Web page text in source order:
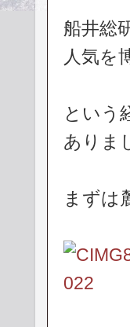
船井総
人気を
という
ありま
まずは